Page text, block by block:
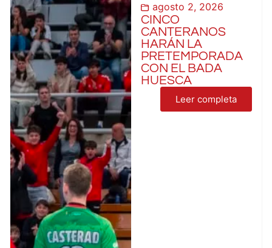
agosto 2, 2026
CINCO
CANTERANOS
HARÁN LA
PRETEMPORADA
CON EL BADA
HUESCA
Leer completa